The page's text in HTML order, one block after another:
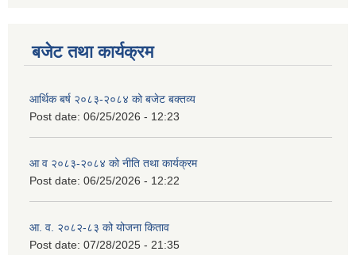
बजेट तथा कार्यक्रम
आर्थिक बर्ष २०८३-२०८४ को बजेट बक्तव्य
Post date: 06/25/2026 - 12:23
आ व २०८३-२०८४ को नीति तथा कार्यक्रम
Post date: 06/25/2026 - 12:22
आ. व. २०८२-८३ को योजना किताव
Post date: 07/28/2025 - 21:35